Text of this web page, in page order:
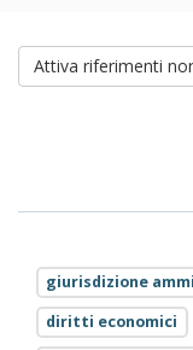
Attiva riferimenti
giurisdizione
diritti economici